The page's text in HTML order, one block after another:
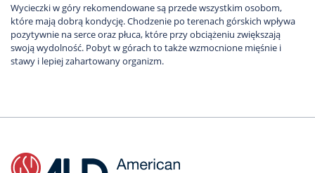
Wycieczki w góry rekomendowane są przede wszystkim osobom,
które mają dobrą kondycję. Chodzenie po terenach górskich wpływa
pozytywnie na serce oraz płuca, które przy obciążeniu zwiększają
swoją wydolność. Pobyt w górach to także wzmocnione mięśnie i
stawy i lepiej zahartowany organizm.